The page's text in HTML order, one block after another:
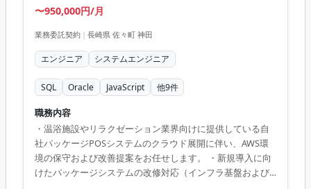
〜950,000円/月
業務委託契約 | 長崎県 佐々町 神田
エンジニア システムエンジニア
SQL Oracle JavaScript 他9件
職務内容
・温浴施設やリラクゼーション業界向けに提供している自
社パッケージPOSシステムのクラウド展開に伴い、AWS環
境の保守および改善提案をお任せします。 ・新規導入に向
けたパッケージシステムの改修対応（インフラ基盤および